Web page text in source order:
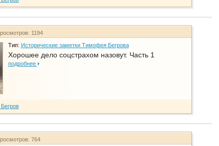
1194
Тип: Исторические заметки Тимофея Бегрова
Хорошее дело соцстрахом назовут. Часть 1
подробнее
764